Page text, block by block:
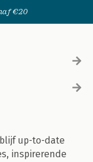
€20
up-to-date
inspirerende